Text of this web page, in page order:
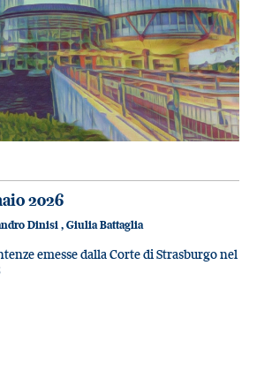
2026
Dinisi , Giulia Battaglia
emesse dalla Corte di Strasburgo nel